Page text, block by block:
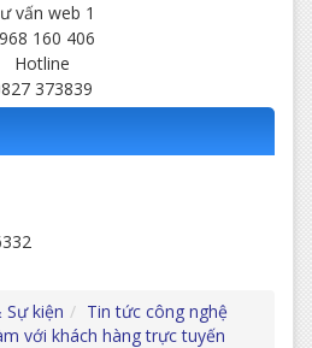
vấn web 1
160 406
Hotline
373839
kiện
Tin tức công nghệ
với khách hàng trực tuyến